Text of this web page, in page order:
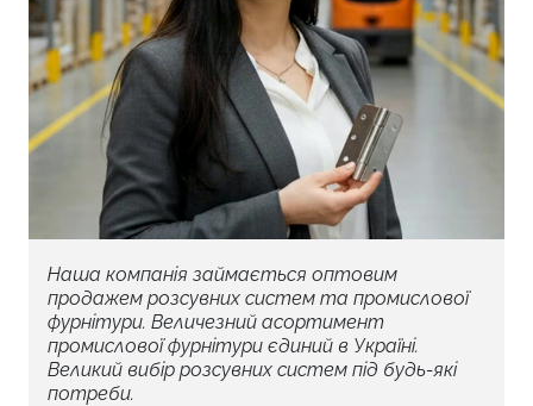
Наша компанія займається оптовим
продажем розсувних систем та промислової
фурнітури. Величезний асортимент
промислової фурнітури єдиний в Україні.
Великий вибір розсувних систем під будь-які
потреби.